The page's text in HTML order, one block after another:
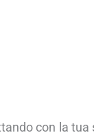
con la